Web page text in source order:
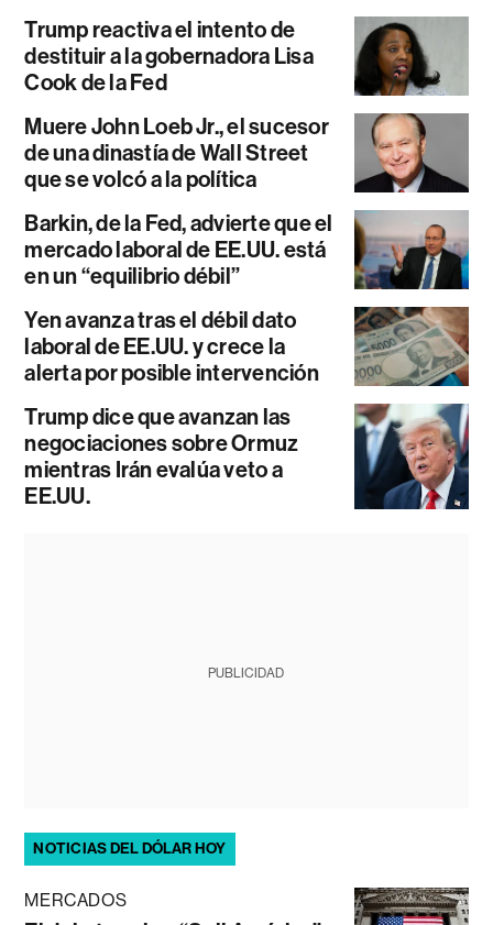
Trump reactiva el intento de
destituir a la gobernadora Lisa
Cook de la Fed
Muere John Loeb Jr., el sucesor
de una dinastía de Wall Street
que se volcó a la política
Barkin, de la Fed, advierte que el
mercado laboral de EE.UU. está
en un “equilibrio débil”
Yen avanza tras el débil dato
laboral de EE.UU. y crece la
alerta por posible intervención
Trump dice que avanzan las
negociaciones sobre Ormuz
mientras Irán evalúa veto a
EE.UU.
PUBLICIDAD
NOTICIAS DEL DÓLAR HOY
MERCADOS